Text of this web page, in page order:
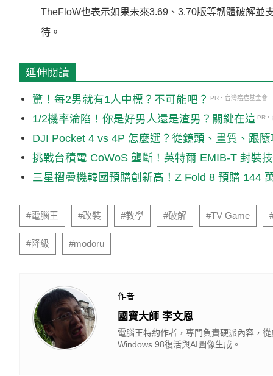
TheFloW也表示如果未來3.69、3.70版等韌體破解並
待。
延伸閱讀
驚！每2男就有1人中標？不可能吧？ PR・台灣癌症基金會
1/2機率淪陷！你是好男人還是渣男？關鍵在這 PR
DJI Pocket 4 vs 4P 怎麼選？從鏡頭、畫質、跟
挑戰台積電 CoWoS 壟斷！英特爾 EMIB-T 封裝
三星摺疊機韓國預購創新高！Z Fold 8 預購 144
#電腦王 #改裝 #教學 #破解 #TV Game
#降級 #modoru
作者
國寶大師 李文恩
電腦王特約作者，專門負責硬派內容，
Windows 98復活與AI圖像生成。